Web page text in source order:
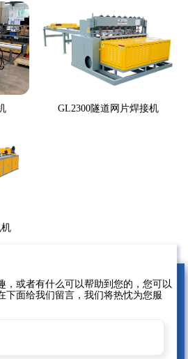
GL2300隧道网片焊接机
，或者有什么可以帮助到您的，您可以
下面给我们留言，我们将热忱为您服